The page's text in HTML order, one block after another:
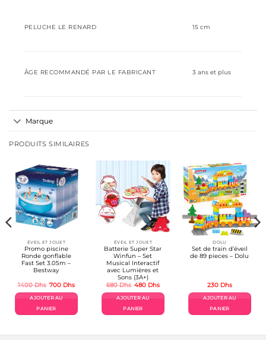
PELUCHE LE RENARD 15 cm
ÂGE RECOMMANDÉ PAR LE FABRICANT ‎3 ans et plus
Marque
PRODUITS SIMILAIRES
ÉVEIL ET JOUET
Promo piscine
Ronde gonflable
Fast Set 3.05m –
Bestway
1400Dhs Le
initial
était :
1400 Dhs.
700 DhsLe
actuel
AJOUTER AU
PANIER
ÉVEIL ET JOUET
Batterie Super Star
Winfun – Set
Musical Interactif
avec Lumières et
Sons (3A+)
680Dhs Le
initial
était :
680 Dhs.
480 DhsLe
actuel
AJOUTER AU
PANIER
DOLU
Set de train d’éveil
de 89 pieces – Dolu
230 Dhs
AJOUTER AU
PANIER